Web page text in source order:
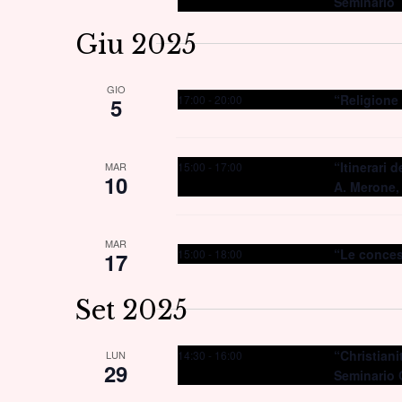
Giu 2025
GIO
5 17:00 - 20:00
MAR
10
15:00 - 17:00
“Itinerari
A.
MAR
17 15:00 - 18:00 “Le
Set 2025
LUN
29
14:30 - 16:00
Seminario